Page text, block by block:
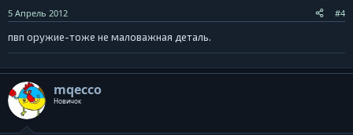
5 Апрель 2012 #4
пвп оружие-тоже не маловажная деталь.
mqecco
Новичок